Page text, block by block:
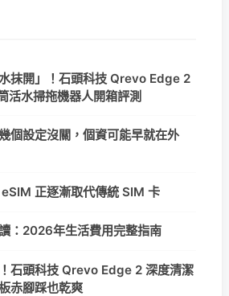
抹開」！石頭科技 Qrevo Edge 2
活水掃拖機器人開箱評測
個設定沒關，個資可能早就在外
正逐漸取代傳統 SIM 卡
：2026年生活費用完整指南
石頭科技 Qrevo Edge 2 深度清潔
赤腳踩也乾爽